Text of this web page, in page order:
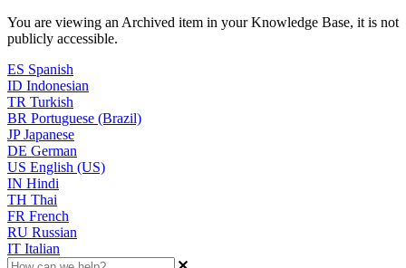
You are viewing an Archived item in your Knowledge Base, it is not
publicly accessible.
ES Spanish
ID Indonesian
TR Turkish
BR Portuguese (Brazil)
JP Japanese
DE German
US English (US)
IN Hindi
TH Thai
FR French
RU Russian
IT Italian